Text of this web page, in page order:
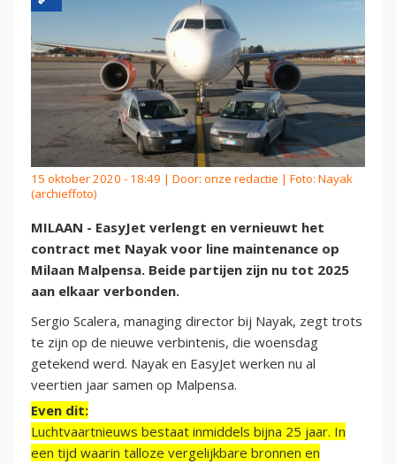
15 oktober 2020 - 18:49 | Door: onze redactie | Foto: Nayak
(archieffoto)
MILAAN - EasyJet verlengt en vernieuwt het
contract met Nayak voor line maintenance op
Milaan Malpensa. Beide partijen zijn nu tot 2025
aan elkaar verbonden.
Sergio Scalera, managing director bij Nayak, zegt trots
te zijn op de nieuwe verbintenis, die woensdag
getekend werd. Nayak en EasyJet werken nu al
veertien jaar samen op Malpensa.
Even dit:
Luchtvaartnieuws bestaat inmiddels bijna 25 jaar. In
een tijd waarin talloze vergelijkbare bronnen en